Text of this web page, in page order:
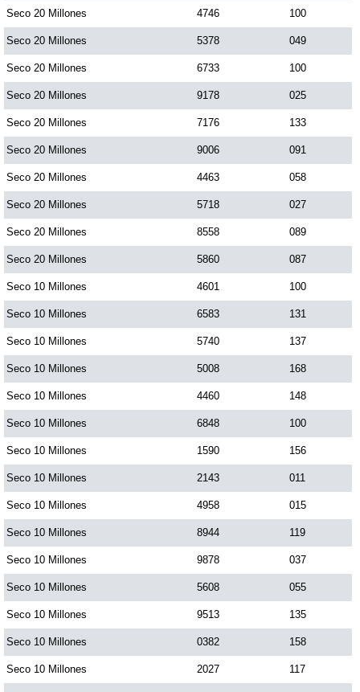
Dorado Mañana
Dorado Tarde
Dorado Noche
Fantástica Día
Fantástica Noche
Motilon Tarde
Motilon Noche
Paisita Día
Paisita Noche
Paisita 3
Pick 3 Día
Pick 3 Noche
Pick 4 Día
Pick 4 Noche
Pijao de Oro
Seco 20 Millones 4746 100
Seco 20 Millones 5378 049
Seco 20 Millones 6733 100
Seco 20 Millones 9178 025
Seco 20 Millones 7176 133
Seco 20 Millones 9006 091
Seco 20 Millones 4463 058
Seco 20 Millones 5718 027
Seco 20 Millones 8558 089
Seco 20 Millones 5860 087
Seco 10 Millones 4601 100
Seco 10 Millones 6583 131
Seco 10 Millones 5740 137
Seco 10 Millones 5008 168
Seco 10 Millones 4460 148
Seco 10 Millones 6848 100
Seco 10 Millones 1590 156
Seco 10 Millones 2143 011
Seco 10 Millones 4958 015
Seco 10 Millones 8944 119
Seco 10 Millones 9878 037
Seco 10 Millones 5608 055
Seco 10 Millones 9513 135
Seco 10 Millones 0382 158
Seco 10 Millones 2027 117